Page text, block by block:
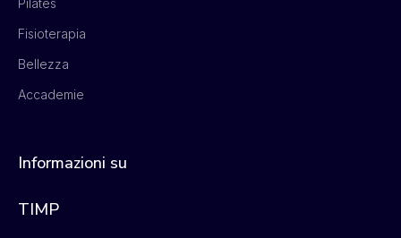
Pilates
Fisioterapia
Bellezza
Accademie
Informazioni su
TIMP